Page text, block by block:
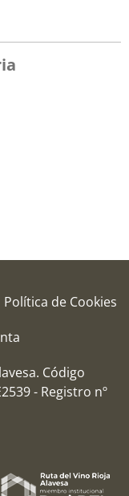
Política de Cookies
Código
- Registro nº